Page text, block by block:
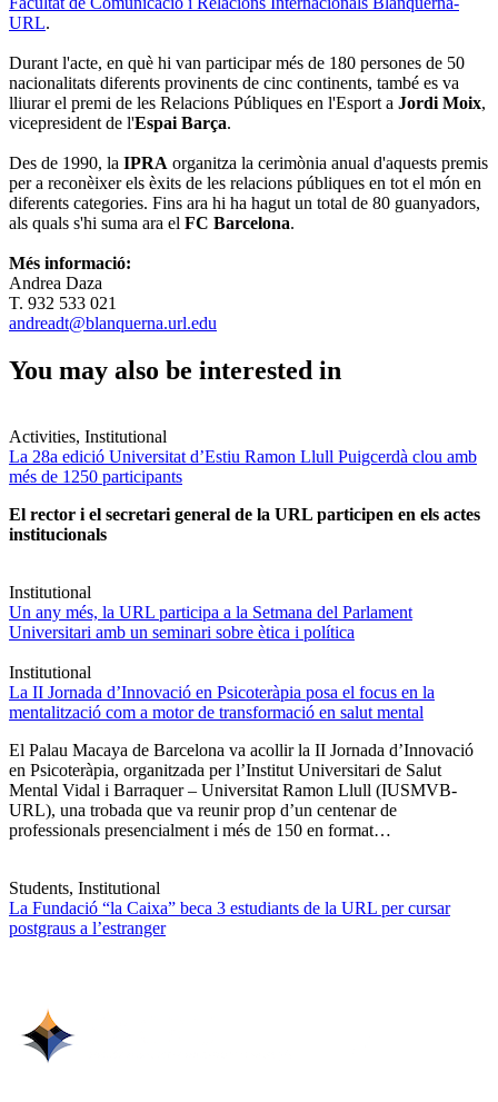
URL.
Durant l'acte, en què hi van participar més de 180 persones de 50
nacionalitats diferents provinents de cinc continents, també es va
lliurar el premi de les Relacions Públiques en l'Esport a Jordi Moix,
vicepresident de l'Espai Barça.
Des de 1990, la IPRA organitza la cerimònia anual d'aquests premis
per a reconèixer els èxits de les relacions públiques en tot el món en
diferents categories. Fins ara hi ha hagut un total de 80 guanyadors,
als quals s'hi suma ara el FC Barcelona.
Més informació:
Andrea Daza
T. 932 533 021
andreadt@blanquerna.url.edu
You may also be interested in
Activities, Institutional
La 28a edició Universitat d’Estiu Ramon Llull Puigcerdà clou amb
més de 1250 participants
El rector i el secretari general de la URL participen en els actes
institucionals
Institutional
Un any més, la URL participa a la Setmana del Parlament
Universitari amb un seminari sobre ètica i política
Institutional
La II Jornada d’Innovació en Psicoteràpia posa el focus en la
mentalització com a motor de transformació en salut mental
El Palau Macaya de Barcelona va acollir la II Jornada d’Innovació
en Psicoteràpia, organitzada per l’Institut Universitari de Salut
Mental Vidal i Barraquer – Universitat Ramon Llull (IUSMVB-
URL), una trobada que va reunir prop d’un centenar de
professionals presencialment i més de 150 en format…
Students, Institutional
La Fundació “la Caixa” beca 3 estudiants de la URL per cursar
postgraus a l’estranger